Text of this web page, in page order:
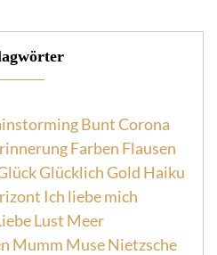
BuntCorona
Farben Flausen
GlücklichGold Haiku
Ich liebe mich
Lust Meer
Mumm MuseNietzsche